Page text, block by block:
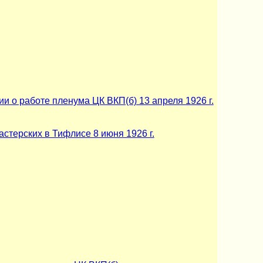
о работе пленума ЦК ВКП(б) 13 апреля 1926 г.
в Тифлисе 8 июня 1926 г.